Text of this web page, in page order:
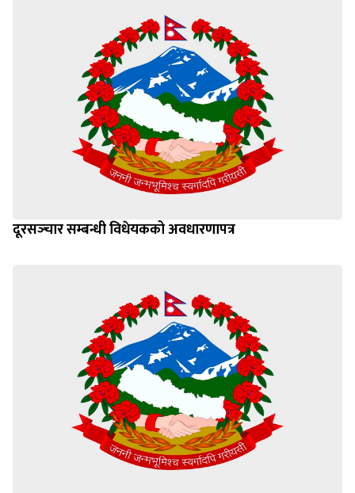
दूरसञ्‍चार सम्बन्धी विधेयकको अवधारणापत्र